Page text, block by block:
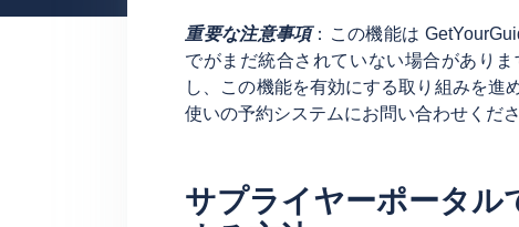
重要な注意事項：この機能は
でがまだ統合されていない場合があり
し、この機能を有効にする取り組みを進
使いの予約システムにお問い合わせくださ
サプライヤーポータル